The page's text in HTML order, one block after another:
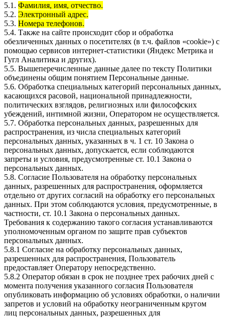
5.1. Фамилия, имя, отчество.
5.2. Электронный адрес.
5.3. Номера телефонов.
5.4. Также на сайте происходит сбор и обработка
обезличенных данных о посетителях (в т.ч. файлов «cookie») с
помощью сервисов интернет-статистики (Яндекс Метрика и
Гугл Аналитика и других).
5.5. Вышеперечисленные данные далее по тексту Политики
объединены общим понятием Персональные данные.
5.6. Обработка специальных категорий персональных данных,
касающихся расовой, национальной принадлежности,
политических взглядов, религиозных или философских
убеждений, интимной жизни, Оператором не осуществляется.
5.7. Обработка персональных данных, разрешенных для
распространения, из числа специальных категорий
персональных данных, указанных в ч. 1 ст. 10 Закона о
персональных данных, допускается, если соблюдаются
запреты и условия, предусмотренные ст. 10.1 Закона о
персональных данных.
5.8. Согласие Пользователя на обработку персональных
данных, разрешенных для распространения, оформляется
отдельно от других согласий на обработку его персональных
данных. При этом соблюдаются условия, предусмотренные, в
частности, ст. 10.1 Закона о персональных данных.
Требования к содержанию такого согласия устанавливаются
уполномоченным органом по защите прав субъектов
персональных данных.
5.8.1 Согласие на обработку персональных данных,
разрешенных для распространения, Пользователь
предоставляет Оператору непосредственно.
5.8.2 Оператор обязан в срок не позднее трех рабочих дней с
момента получения указанного согласия Пользователя
опубликовать информацию об условиях обработки, о наличии
запретов и условий на обработку неограниченным кругом
лиц персональных данных, разрешенных для